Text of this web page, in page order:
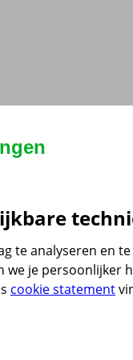
te analyseren en
je persoonlijker
cookie statement